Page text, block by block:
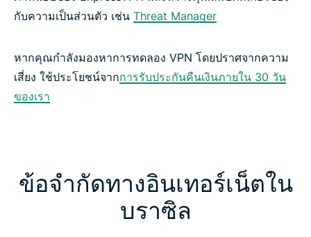
กับความเป็นส่วนตัว เช่น Threat Manager
หากคุณกำลังมองหาการทดลอง VPN โดยปราศจากความ
เสี่ยง ใช้ประโยชน์จากการรับประกันคืนเงินภายใน 30 วัน
ของเรา
ข้อจำกัดทางอินเทอร์เน็ตใน
บราซิล